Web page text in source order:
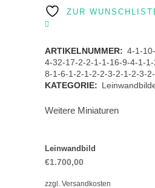
ZUR
ARTIKELNUMMER: 4-1-
4-32-17-2-2-1-1-16-9-4-1-
8-1-6-1-2-1-2-2-3-2-1-2-3-
KATEGORIE:
Weitere Miniaturen
Leinwandbild
€1.700,00
zzgl. Versandkosten